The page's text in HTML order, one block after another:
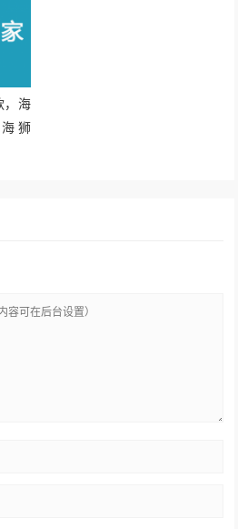
，海
狮